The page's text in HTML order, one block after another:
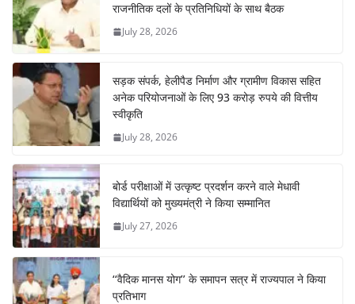
राजनीतिक दलों के प्रतिनिधियों के साथ बैठक
July 28, 2026
सड़क संपर्क, हेलीपैड निर्माण और ग्रामीण विकास सहित
अनेक परियोजनाओं के लिए 93 करोड़ रुपये की वित्तीय
स्वीकृति
July 28, 2026
बोर्ड परीक्षाओं में उत्कृष्ट प्रदर्शन करने वाले मेधावी
विद्यार्थियों को मुख्यमंत्री ने किया सम्मानित
July 27, 2026
‘‘वैदिक मानस योग’’ के समापन सत्र में राज्यपाल ने किया
प्रतिभाग